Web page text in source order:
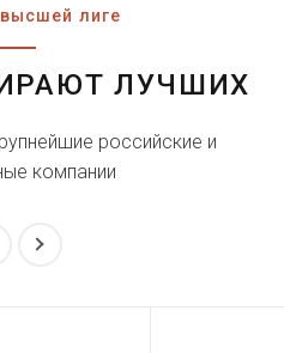
лиге
ЛУЧШИХ
российские и
компании